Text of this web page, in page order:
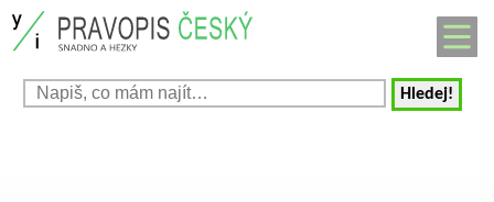
Hledej!